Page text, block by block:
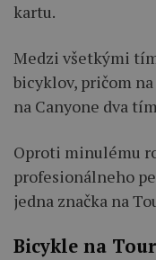
kartu.
Medzi všetkými
bicyklov, pričom
na Canyone dva
Oproti minulému
profesionálneho
jedna značka na
Bicykle na